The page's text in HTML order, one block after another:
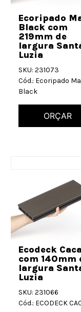
Ecoripado
Black com
219mm de
largura
Luzia
SKU: 231073
Cód.: Ecoripado
Black
ORÇAR
Ecodeck
com 140mm
largura
Luzia
SKU: 231066
Cód.: ECODECK